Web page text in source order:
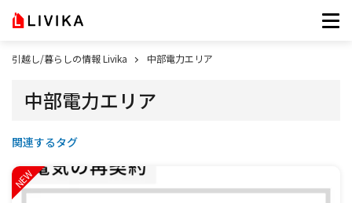
引越し/暮らしの情報 Livika 中部電力エリア
中部電力エリア
関連するタグ